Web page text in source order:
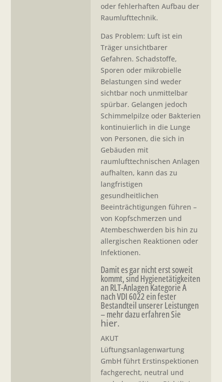
oder fehlerhaften Aufbau der
Raumlufttechnik.
Das Problem: Luft ist ein
Träger unsichtbarer
Gefahren. Schadstoffe,
Sporen oder mikrobielle
Belastungen sind weder
sichtbar noch unmittelbar
spürbar. Gelangen jedoch
Schimmelpilze oder Bakterien
kontinuierlich in die Lunge
von Personen, die sich in
Gebäuden mit
raumlufttechnischen Anlagen
aufhalten, kann das zu
langfristigen
gesundheitlichen
Beeinträchtigungen führen –
von Kopfschmerzen und
Atembeschwerden bis hin zu
allergischen Reaktionen oder
Infektionen.
Damit es gar nicht erst soweit
kommt, sind Hygienetätigkeiten
an RLT-Anlagen Kategorie A
nach VDI 6022 ein fester
Bestandteil unserer Leistungen
– mehr dazu erfahren Sie
hier.
AKUT
Lüftungsanlagenwartung
GmbH führt Erstinspektionen
fachgerecht, neutral und